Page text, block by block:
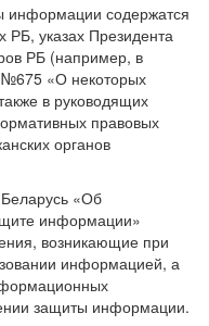
содержатся
РБ, указах Президента
РБ (например, в
№675 «О некоторых
в руководящих
правовых
органов
«Об
информации»
возникающие при
информацией, а
защиты информации.